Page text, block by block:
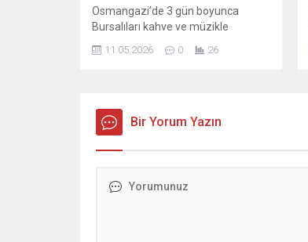
Osmangazi’de 3 gün boyunca
Bursalıları kahve ve müzikle
buluşturan Bursa Kahve Festivali’ni
ziyaret eden Osmangazi Belediye
alan Can Bonomo ile de bir araya
gelen Başkan Aydın, ünlü sanatçıya
Bursaspor atkısı hediye etti.
katkıları ve Opus FS...
11.05.2026 0 26
Bir Yorum Yazın